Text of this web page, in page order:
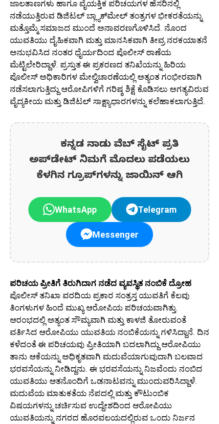
ಜಾಲತಾಣಗಳು ಹಾಗೂ ವೈಯಕ್ತಿಕ ಪರಿಚಯಗಳ ಹೆಸರಿನಲ್ಲಿ
ನಡೆಯುತ್ತಿರುವ ಡಿಜಿಟಲ್ ಬ್ಲ್ಯಾಕ್‌ಮೇಲ್ ತಂತ್ರಗಳ ಭೀಕರತೆಯನ್ನು
ಮತ್ತೊಮ್ಮೆ ಸಮಾಜದ ಮುಂದೆ ಅನಾವರಣಗೊಳಿಸಿದೆ. ನೊಂದ
ಯುವತಿಯು ದೈಹಿಕವಾಗಿ ಮತ್ತು ಮಾನಸಿಕವಾಗಿ ತೀವ್ರ ನರಕಯಾತನೆ
ಅನುಭವಿಸಿದ ನಂತರ ಧೈರ್ಯದಿಂದ ಪೊಲೀಸ್ ಠಾಣೆಯ
ಮೆಟ್ಟಿಲೇರಿದ್ದಾಳೆ. ಪ್ರಸ್ತುತ ಈ ಪ್ರಕರಣದ ತನಿಖೆಯನ್ನು ಹಿರಿಯ
ಪೊಲೀಸ್ ಅಧಿಕಾರಿಗಳ ಮೇಲ್ವಿಚಾರಣೆಯಲ್ಲಿ ಅತ್ಯಂತ ಗಂಭೀರವಾಗಿ
ನಡೆಸಲಾಗುತ್ತಿದ್ದು ಆರೋಪಿಗಳಿಗೆ ಗರಿಷ್ಠ ಶಿಕ್ಷೆ ಕೊಡಿಸಲು ಅಗತ್ಯವಿರುವ
ವೈದ್ಯಕೀಯ ಮತ್ತು ಡಿಜಿಟಲ್ ಸಾಕ್ಷ್ಯಾಧಾರಗಳನ್ನು ಕಲೆಹಾಕಲಾಗುತ್ತಿದೆ.
ಕನ್ನಡ ನಾಡು ವೆಬ್ ಸೈಟ್ ಪ್ರತಿ
ಅಪ್‌ಡೇಟ್‌ ನಿಮಗೆ ಮೊದಲು ಪಡೆಯಲು
ಕೆಳಗಿನ ಗ್ರೂಪ್‌ಗಳನ್ನು ಜಾಯಿನ್ ಆಗಿ
WhatsApp Telegram
Messenger
ಪರಿಚಯ ಪ್ರೀತಿಗೆ ತಿರುಗಿದಾಗ ನಡೆದ ವ್ಯವಸ್ಥಿತ ನಂಬಿಕೆ ದ್ರೋಹ
ಪೊಲೀಸ್ ತನಿಖಾ ವರದಿಯ ಪ್ರಕಾರ ಸಂತ್ರಸ್ತ ಯುವತಿಗೆ ಕೆಲವು
ತಿಂಗಳುಗಳ ಹಿಂದೆ ಮುಖ್ಯ ಆರೋಪಿಯ ಪರಿಚಯವಾಗಿತ್ತು.
ಆರಂಭದಲ್ಲಿ ಅತ್ಯಂತ ಸೌಮ್ಯವಾಗಿ ಮತ್ತು ಕಾಳಜಿ ತೋರುವಂತೆ
ವರ್ತಿಸಿದ ಆರೋಪಿಯು ಯುವತಿಯ ನಂಬಿಕೆಯನ್ನು ಗಳಿಸಿದ್ದಾನೆ. ದಿನ
ಕಳೆದಂತೆ ಈ ಪರಿಚಯವು ಪ್ರೀತಿಯಾಗಿ ಬದಲಾಗಿದ್ದು ಆರೋಪಿಯು
ತಾನು ಆಕೆಯನ್ನು ಅಧಿಕೃತವಾಗಿ ಮದುವೆಯಾಗುವುದಾಗಿ ಬಲವಾದ
ಭರವಸೆಯನ್ನು ನೀಡಿದ್ದನು. ಈ ಭರವಸೆಯನ್ನು ನಿಜವೆಂದು ನಂಬಿದ
ಯುವತಿಯು ಆತನೊಂದಿಗೆ ಒಡನಾಟವನ್ನು ಮುಂದುವರಿಸಿದ್ದಾಳೆ.
ಮದುವೆಯ ಮಾತುಕತೆಯ ನೆಪದಲ್ಲಿ ಮತ್ತು ಕೌಟುಂಬಿಕ
ವಿಷಯಗಳನ್ನು ಚರ್ಚಿಸುವ ಉದ್ದೇಶದಿಂದ ಆರೋಪಿಯು
ಯುವತಿಯನ್ನು ನಗರದ ಹೊರವಲಯದಲ್ಲಿರುವ ಒಂದು ನಿರ್ಜನ